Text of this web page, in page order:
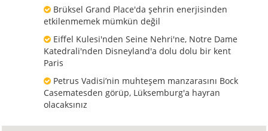
Brüksel Grand Place'da şehrin enerjisinden
etkilenmemek mümkün değil
Eiffel Kulesi'nden Seine Nehri'ne, Notre Dame
Katedrali'nden Disneyland'a dolu dolu bir kent
Paris
Petrus Vadisi’nin muhteşem manzarasını Bock
Casematesden görüp, Lüksemburg'a hayran
olacaksınız